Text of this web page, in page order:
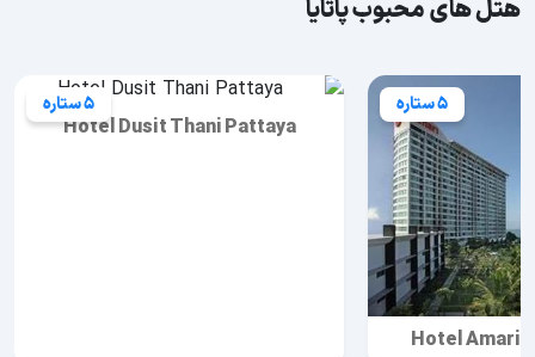
هتل های محبوب پاتایا
5 ستاره
Hotel Amari
5 ستاره
Hotel Dusit Thani Pattaya